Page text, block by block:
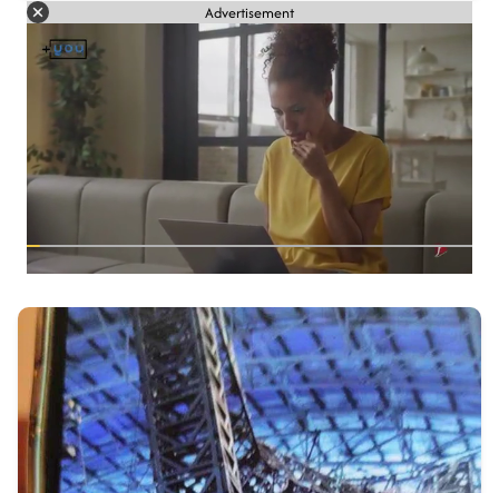
Advertisement